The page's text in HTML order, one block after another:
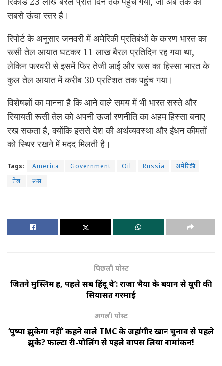
सबसे ऊंचा स्तर है।
रिपोर्ट के अनुसार जनवरी में अमेरिकी प्रतिबंधों के कारण भारत का
रूसी तेल आयात घटकर 11 लाख बैरल प्रतिदिन रह गया था,
लेकिन फरवरी से इसमें फिर तेजी आई और रूस का हिस्सा भारत के
कुल तेल आयात में करीब 30 प्रतिशत तक पहुंच गया।
विशेषज्ञों का मानना है कि आने वाले समय में भी भारत सस्ते और
रियायती रूसी तेल को अपनी ऊर्जा रणनीति का अहम हिस्सा बनाए
रख सकता है, क्योंकि इससे देश की अर्थव्यवस्था और ईंधन कीमतों
को स्थिर रखने में मदद मिलती है।
Tags: America Government Oil Russia
अमेरिकी
तेल
रूस
पिछली पोस्ट
जितने मुस्लिम हैं, पहले सब हिंदू थे’: राजा भैया के बयान से यूपी की
सियासत गरमाई
अगली पोस्ट
‘पुष्पा झुकेगा नहीं’ कहने वाले TMC के जहांगीर खान चुनाव से पहले
झुके? फाल्टा री-पोलिंग से पहले वापस लिया नामांकन!